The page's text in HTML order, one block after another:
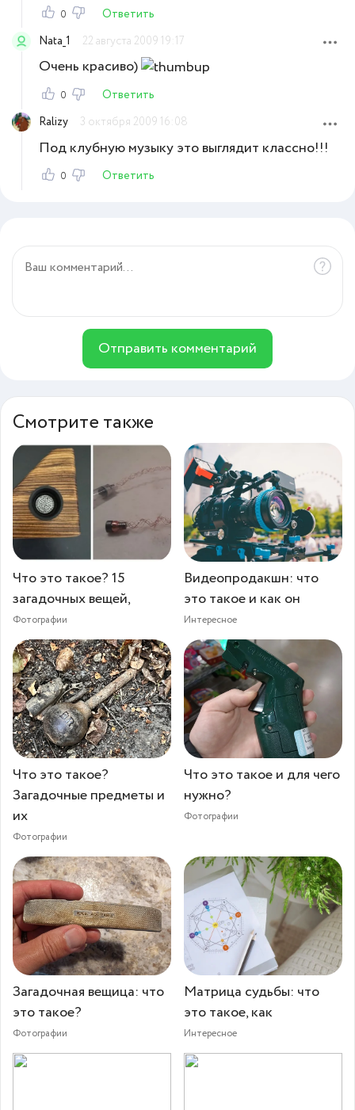
0
Ответить
Nata_1
22 августа 2009 19:17
Очень красиво)
0
Ответить
Ralizy
3 октября 2009 16:08
Под клубную музыку это выглядит классно!!!
0 Ответить
Отправить комментарий
Смотрите также
Что это такое? 15
загадочных вещей,
Фотографии
Видеопродакшн: что
это такое и как он
Интересное
Что это такое?
Загадочные предметы и
их
Фотографии
Что это такое и для чего
нужно?
Фотографии
Загадочная вещица: что
это такое?
Фотографии
Матрица судьбы: что
это такое, как
Интересное